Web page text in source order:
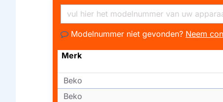
Modelnummer niet gevonden? Neem
Merk
Beko
Beko